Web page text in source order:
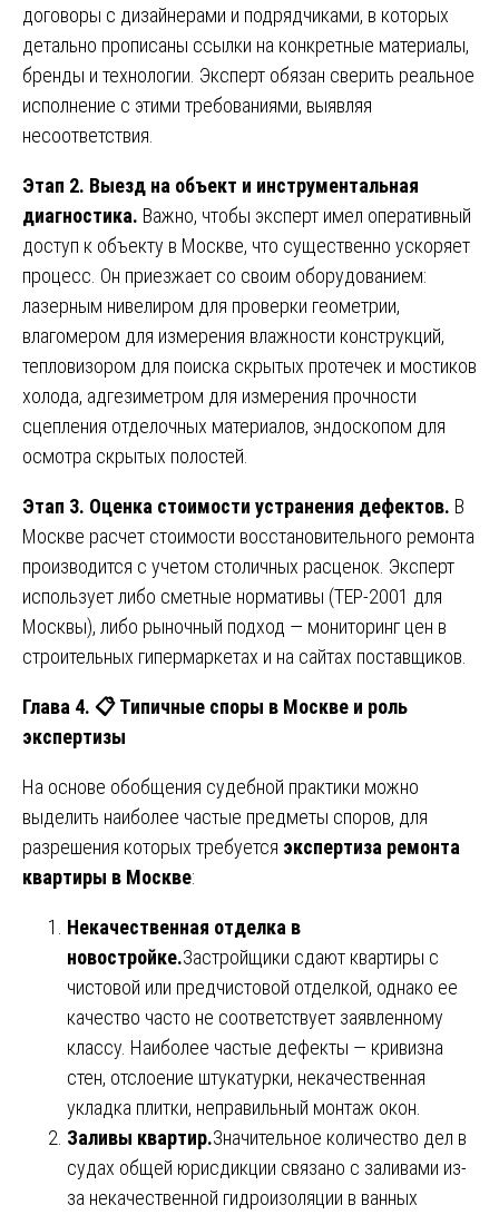
договоры с дизайнерами и подрядчиками, в которых
детально прописаны ссылки на конкретные материалы,
бренды и технологии. Эксперт обязан сверить реальное
исполнение с этими требованиями, выявляя
несоответствия.
Этап 2. Выезд на объект и инструментальная
диагностика. Важно, чтобы эксперт имел оперативный
доступ к объекту в Москве, что существенно ускоряет
процесс. Он приезжает со своим оборудованием:
лазерным нивелиром для проверки геометрии,
влагомером для измерения влажности конструкций,
тепловизором для поиска скрытых протечек и мостиков
холода, адгезиметром для измерения прочности
сцепления отделочных материалов, эндоскопом для
осмотра скрытых полостей.
Этап 3. Оценка стоимости устранения дефектов. В
Москве расчет стоимости восстановительного ремонта
производится с учетом столичных расценок. Эксперт
использует либо сметные нормативы (ТЕР-2001 для
Москвы), либо рыночный подход — мониторинг цен в
строительных гипермаркетах и на сайтах поставщиков.
Глава 4. 📋Типичные споры в Москве и роль
экспертизы
На основе обобщения судебной практики можно
выделить наиболее частые предметы споров, для
разрешения которых требуется экспертиза ремонта
квартиры в Москве:
Некачественная отделка в
новостройке.Застройщики сдают квартиры с
чистовой или предчистовой отделкой, однако ее
качество часто не соответствует заявленному
классу. Наиболее частые дефекты — кривизна
стен, отслоение штукатурки, некачественная
укладка плитки, неправильный монтаж окон.
Заливы квартир.Значительное количество дел в
судах общей юрисдикции связано с заливами из-
за некачественной гидроизоляции в ванных